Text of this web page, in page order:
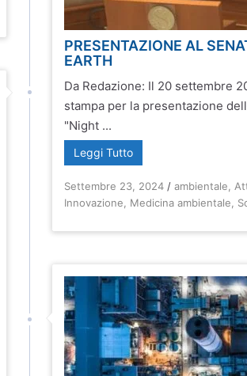
PRESENTAZIONE AL
EARTH
Da Redazione: Il 20 settembre
stampa per la presentazione
"Night ...
Leggi Tutto
Settembre 23, 2024 /ambientale
Innovazione
Medicina ambientale